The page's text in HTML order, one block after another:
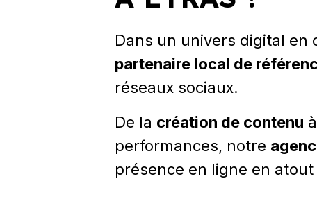
Dans un univers digital en
partenaire local de
réseaux sociaux.
De la création de contenu
performances, notre
présence en ligne en